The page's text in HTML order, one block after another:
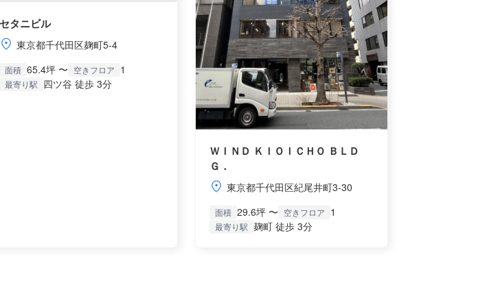
セタニビル
東京都千代田区麹町5-4
面積 65.4坪 〜 空きフロア 1
最寄り駅 四ツ谷 徒歩 3分
ＷＩＮＤ ＫＩＯＩＣＨＯ ＢＬＤ
Ｇ．
東京都千代田区紀尾井町3-30
面積 29.6坪 〜 空きフロア 1
最寄り駅 麹町 徒歩 3分